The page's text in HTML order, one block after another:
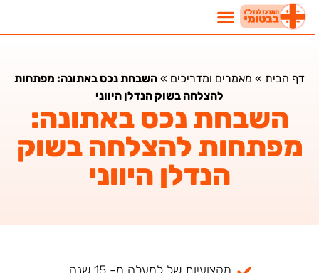
דף הבית»מאמרים ומדריכים»השבחת נכס באתונה: מפתחות
להצלחה בשוק הנדלן היווני
השבחת נכס באתונה:
מפתחות להצלחה בשוק
הנדלן היווני